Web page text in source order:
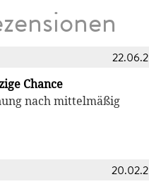
Chance
nach mittelmäßig